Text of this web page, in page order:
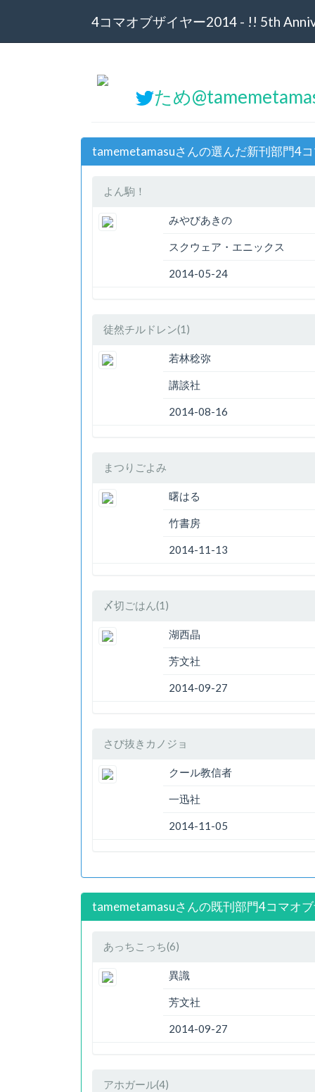
4コマオブザイヤー2014 - !! 5th
ため
tamemetamasuさんの選んだ新刊部門4
よん駒！
みやびあきの
スクウェア・エニックス
2014-05-24
徒然チルドレン(1)
若林稔弥
講談社
2014-08-16
まつりごよみ
曙はる
竹書房
2014-11-13
〆切ごはん(1)
湖西晶
芳文社
2014-09-27
さび抜きカノジョ
クール教信者
一迅社
2014-11-05
tamemetamasuさんの既刊部門4コマオ
あっちこっち(6)
異識
芳文社
2014-09-27
アホガール(4)